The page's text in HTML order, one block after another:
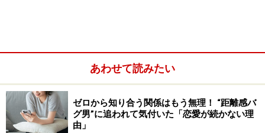
あわせて読みたい
ゼロから知り合う関係はもう無理！ “距離感バ
グ男”に追われて気付いた「恋愛が続かない理
由」